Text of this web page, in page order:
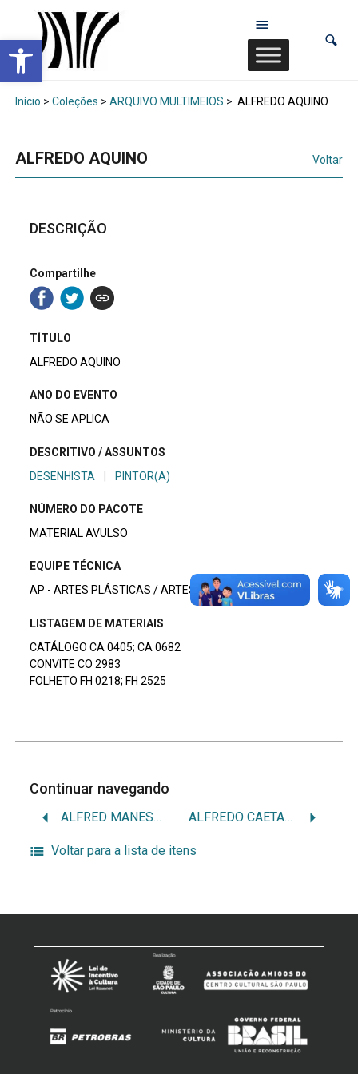
Abrir a barra de ferramentas
Início > Coleções > ARQUIVO MULTIMEIOS > ALFREDO AQUINO
ALFREDO AQUINO Voltar
DESCRIÇÃO
Compartilhe
TÍTULO
ALFREDO AQUINO
ANO DO EVENTO
NÃO SE APLICA
DESCRITIVO / ASSUNTOS
DESENHISTA
PINTOR(A)
NÚMERO DO PACOTE
MATERIAL AVULSO
EQUIPE TÉCNICA
AP - ARTES PLÁSTICAS / ARTES VISUAIS
LISTAGEM DE MATERIAIS
CATÁLOGO CA 0405; CA 0682
CONVITE CO 2983
FOLHETO FH 0218; FH 2525
Continuar navegando
ALFRED MANESSIER ALFREDO CAETANO
Voltar para a lista de itens